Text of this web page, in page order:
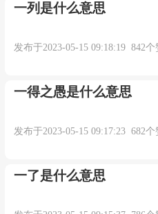
一列是什么意思
发布于2023-05-15 09:18:19 842个
一得之愚是什么意思
发布于2023-05-15 09:17:23 682个
一了是什么意思